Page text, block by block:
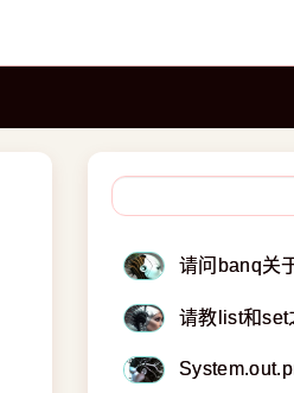
请问banq关
请教list和set